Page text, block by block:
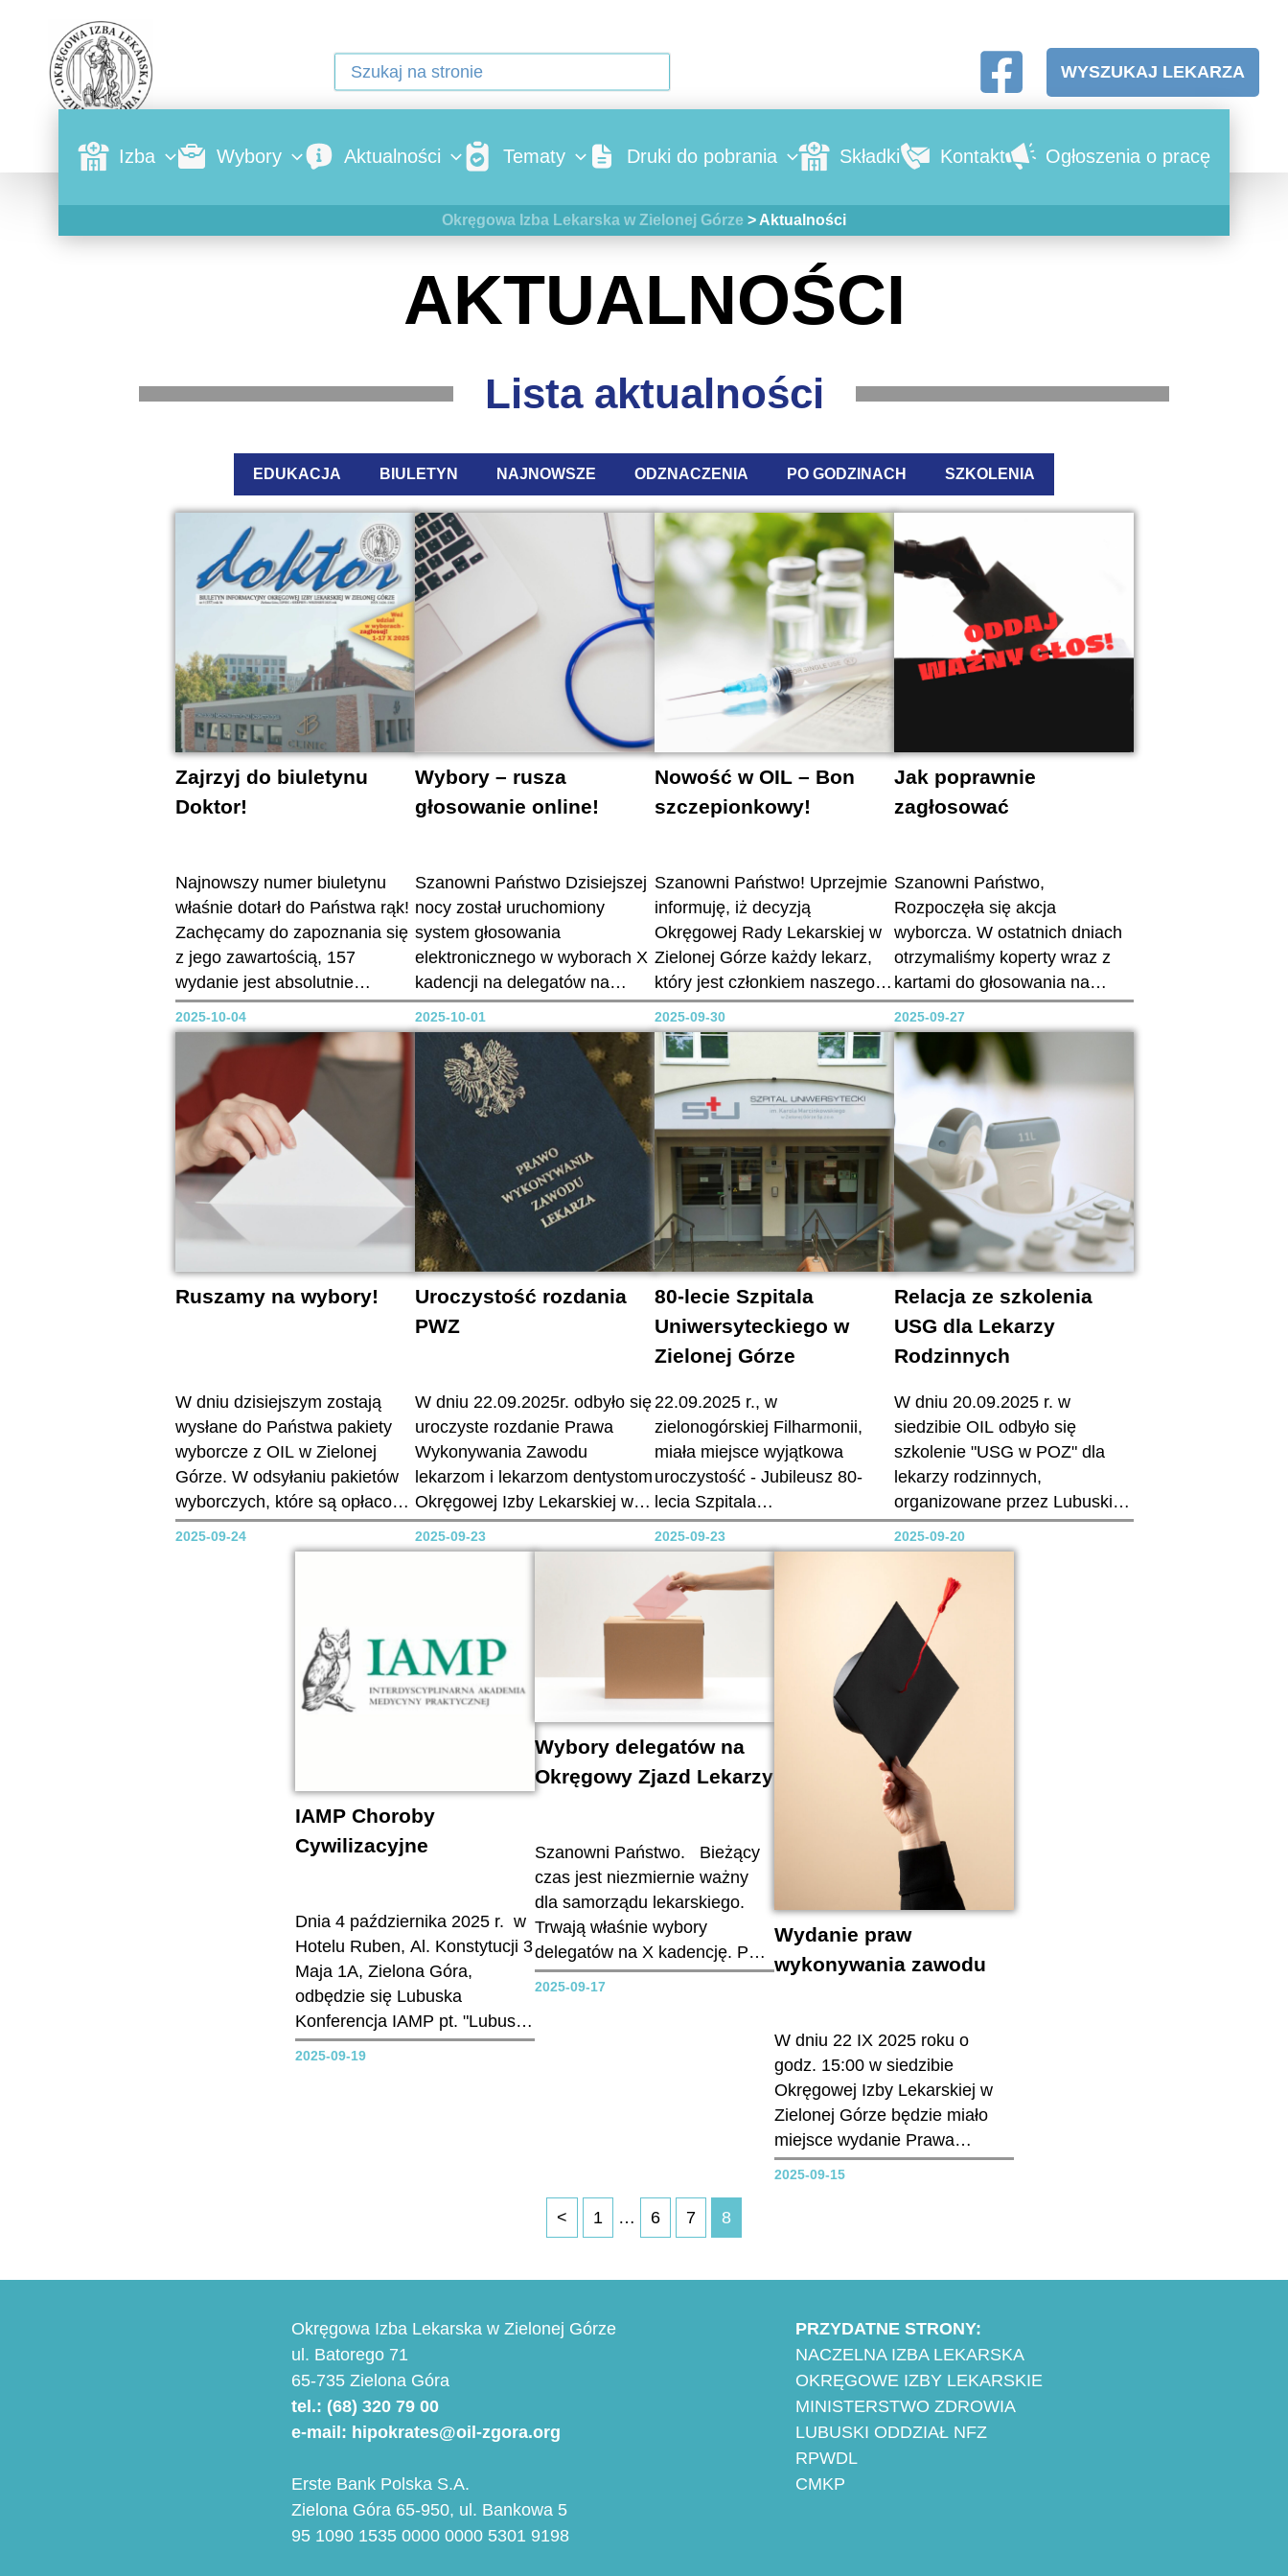
WYSZUKAJ LEKARZA
Izba Wybory Aktualności Tematy Druki do pobrania Składki Kontakt Ogłoszenia o pracę
Okręgowa Izba Lekarska w Zielonej Górze > Aktualności
AKTUALNOŚCI
Lista aktualności
EDUKACJA BIULETYN NAJNOWSZE ODZNACZENIA PO GODZINACH SZKOLENIA
Zajrzyj do biuletynu
Doktor!
Najnowszy numer biuletynu
właśnie dotarł do Państwa rąk!
Zachęcamy do zapoznania się
z jego zawartością, 157
wydanie jest absolutnie
kosmiczne! :) W razie uwag,
próśb, komentarzy czy
propozycji tematów - prosimy o
kontakt mailowy do redaktor
naczelnej:
justynarajkiewicz@gmail.com
Zapraszamy do lektury! --
> https://oil-zgora.org/wp-
content/uploads/2025/10/Biulet
yn-Doktor_nr_157_www.pdf
2025-10-04
Wybory – rusza
głosowanie online!
Szanowni Państwo Dzisiejszej
nocy został uruchomiony
system głosowania
elektronicznego w wyborach X
kadencji na delegatów na
okręgowy zjazd lekarzy w
Zielonej Górze. Aby
zagłosować elektronicznie
należy 1. Zalogować się do
Systemu głosowania
elektronicznego wchodząc w
przeglądarce internetowej na
komputerze lub smartfonie na
stronę
wyborów: https://wybory.zielon
a-gora.nil.org.pl/login 2.
Rozpoczęcie korzystanie...
2025-10-01
Nowość w OIL – Bon
szczepionkowy!
Szanowni Państwo! Uprzejmie
informuję, iż decyzją
Okręgowej Rady Lekarskiej w
Zielonej Górze każdy lekarz,
który jest członkiem naszego
samorządu i ma uregulowane
składki może otrzymać zwrot
poniesionych kosztów na
szczepienia ochronne. Kwota
refundacji wynosi 300 zł.
rocznie i obejmuje tę część
kosztów, które nie są
refundowane przez...
2025-09-30
Jak poprawnie
zagłosować
Szanowni Państwo,
Rozpoczęła się akcja
wyborcza. W ostatnich dniach
otrzymaliśmy koperty wraz z
kartami do głosowania na
zgłoszonych kandydatów na
Okręgowy Zjazd Lekarzy. W
prawym rogu powyżej nazwisk
kandydatów znajduje się w
kratce liczba mandatów w
Państwa rejonie wyborczym.
To znaczy, że maksymalnie
tyle wskazań może...
2025-09-27
Ruszamy na wybory!
W dniu dzisiejszym zostają
wysłane do Państwa pakiety
wyborcze z OIL w Zielonej
Górze. W odsyłaniu pakietów
wyborczych, które są opłacone
przez okręgową izbę lekarską,
proszę zwrócić tylko uwagę, iż
ze wskazanymi osobami, na
które oddajemy swój głos.
Kopertę zaklejamy....
2025-09-24
Uroczystość rozdania
PWZ
W dniu 22.09.2025r. odbyło się
uroczyste rozdanie Prawa
Wykonywania Zawodu
lekarzom i lekarzom dentystom
Okręgowej Izby Lekarskiej w
Zielonej Górze. Podczas
uroczystości Prezes
skierował do uczestników
słowa uznania i refleksji nad
istotą medycyny jako
powołania. W swoim
wystąpieniu zwrócił...
2025-09-23
80-lecie Szpitala
Uniwersyteckiego w
Zielonej Górze
22.09.2025 r., w
zielonogórskiej Filharmonii,
miała miejsce wyjątkowa
uroczystość - Jubileusz 80-
lecia Szpitala
Uniwersyteckiego w Zielonej
Górze. Podczas uroczystości
przemówił Pan Prezes
Szpitala, dr Marek
Działoszyński, który
podsumował dotychczasowe
osiągnięcia oraz omówił
nadchodzące plany i
inwestycje. Wiele słów
poświęcił zaangażowaniu
osób, przez lata oddanych
2025-09-23
Relacja ze szkolenia
USG dla Lekarzy
Rodzinnych
W dniu 20.09.2025 r. w
siedzibie OIL odbyło się
szkolenie "USG w POZ" dla
lekarzy rodzinnych,
organizowane przez Lubuski
Oddział Kolegium Lekarzy
Rodzinnych. Szkolenie
poprowadził lek. Bartłomiej
Patka, we współpracy z
Fundacją Mocni na Starcie
oraz firmą MIRO. W trakcie
spotkania skupiliśmy się
przede wszystkim na
technice...
2025-09-20
IAMP Choroby
Cywilizacyjne
Dnia 4 października 2025 r. w
Hotelu Ruben, Al. Konstytucji 3
Maja 1A, Zielona Góra,
odbędzie się Lubuska
Konferencja IAMP pt. "Lubuska
Konferencja z zakresu chorób
2025-09-19
Wybory delegatów na
Okręgowy Zjazd Lekarzy
Szanowni Państwo. Bieżący
czas jest niezmiernie ważny
dla samorządu lekarskiego.
Trwają właśnie wybory
delegatów na X kadencję. Po
raz pierwszy swój przywilej
2025-09-17
Wydanie praw
wykonywania zawodu
W dniu 22 IX 2025 roku o
godz. 15:00 w siedzibie
Okręgowej Izby Lekarskiej w
Zielonej Górze będzie miało
miejsce wydanie Prawa
Wykonywania Zawodu (PWZ)
kluczowej chwili, a...
2025-09-15
< 1 … 6 7 8
Okręgowa Izba Lekarska w Zielonej Górze
ul. Batorego 71
65-735 Zielona Góra
tel.: (68) 320 79 00
e-mail: hipokrates@oil-zgora.org
Erste Bank Polska S.A.
Zielona Góra 65-950, ul. Bankowa 5
95 1090 1535 0000 0000 5301 9198
PRZYDATNE STRONY:
NACZELNA IZBA LEKARSKA
OKRĘGOWE IZBY LEKARSKIE
MINISTERSTWO ZDROWIA
LUBUSKI ODDZIAŁ NFZ
RPWDL
CMKP